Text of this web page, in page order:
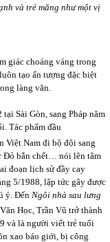
và trẻ măng như một vị
giác choáng váng trong
tạo ấn tượng đặc biệt
làng văn.
Sài Gòn, sang Pháp năm
Tác phẩm đầu
Việt Nam đi bộ đội sang
Đỏ bắn chết… nói lên tâm
đoạn lịch sử đầy cay
5/1988, lập tức gây được
ý. Đến Ngôi nhà sau lưng
Học, Trần Vũ trở thành
và là người viết trẻ tuổi
xao báo giới, bị công